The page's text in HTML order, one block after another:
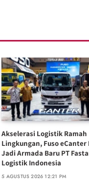
Akselerasi Logistik Ramah
Lingkungan, Fuso eCanter
Jadi Armada Baru PT
Logistik Indonesia
5 AGUSTUS 2026 12:21 PM